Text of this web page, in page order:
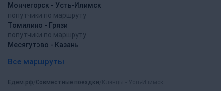
Мончегорск - Усть-Илимск
попутчики по маршруту
Томилино - Грязи
попутчики по маршруту
Месягутово - Казань
Все маршруты
Едем.рф Совместные поездки